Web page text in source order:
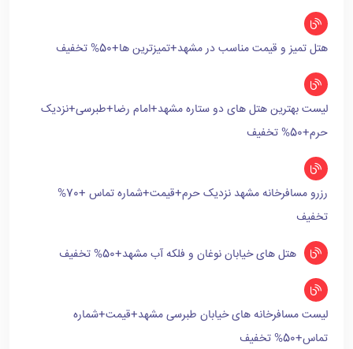
هتل تمیز و قیمت مناسب در مشهد+تمیزترین ها+50% تخفیف
لیست بهترین هتل های دو ستاره مشهد+امام رضا+طبرسی+نزدیک
حرم+50% تخفیف
رزرو مسافرخانه مشهد نزدیک حرم+قیمت+شماره تماس +70%
تخفیف
هتل های خیابان نوغان و فلکه آب مشهد+50% تخفیف
لیست مسافرخانه های خیابان طبرسی مشهد+قیمت+شماره
تماس+50% تخفیف